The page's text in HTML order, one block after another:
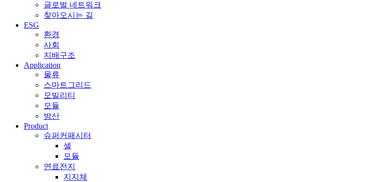
글로벌 네트워크
찾아오시는 길
ESG
환경
사회
지배구조
Application
물류
스마트그리드
모빌리티
모듈
방산
Product
슈퍼커패시터
셀
모듈
연료전지
지지체